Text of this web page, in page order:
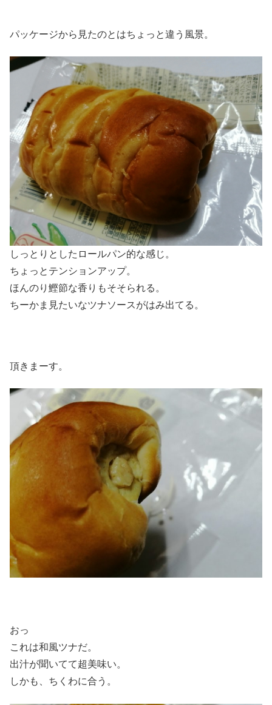
パッケージから見たのとはちょっと違う風景。
しっとりとしたロールパン的な感じ。
ちょっとテンションアップ。
ほんのり鰹節な香りもそそられる。
ちーかま見たいなツナソースがはみ出てる。
頂きまーす。
おっ
これは和風ツナだ。
出汁が聞いてて超美味い。
しかも、ちくわに合う。